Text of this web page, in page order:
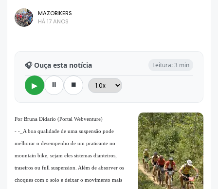
MAZOBIKERS
HÁ 17 ANOS
🎧 Ouça esta notícia Leitura: 3 min
▶ ⏸ ⏹
Por Bruna Didario (Portal Webventure)
- -_A boa qualidade de uma suspensão pode
melhorar o desempenho de um praticante no
mountain bike, sejam eles sistemas dianteiros,
traseiros ou full suspension. Além de absorver os
choques com o solo e deixar o movimento mais